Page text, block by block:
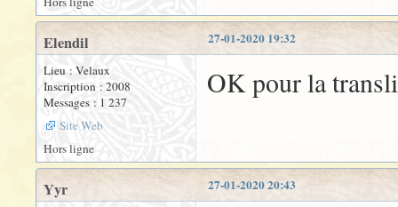
27-01-2020 19:32
Elendil
Lieu : Velaux
Inscription : 2008
Messages : 1 237
Site Web
OK pour la
Hors ligne
27-01-2020 20:43
Yyr